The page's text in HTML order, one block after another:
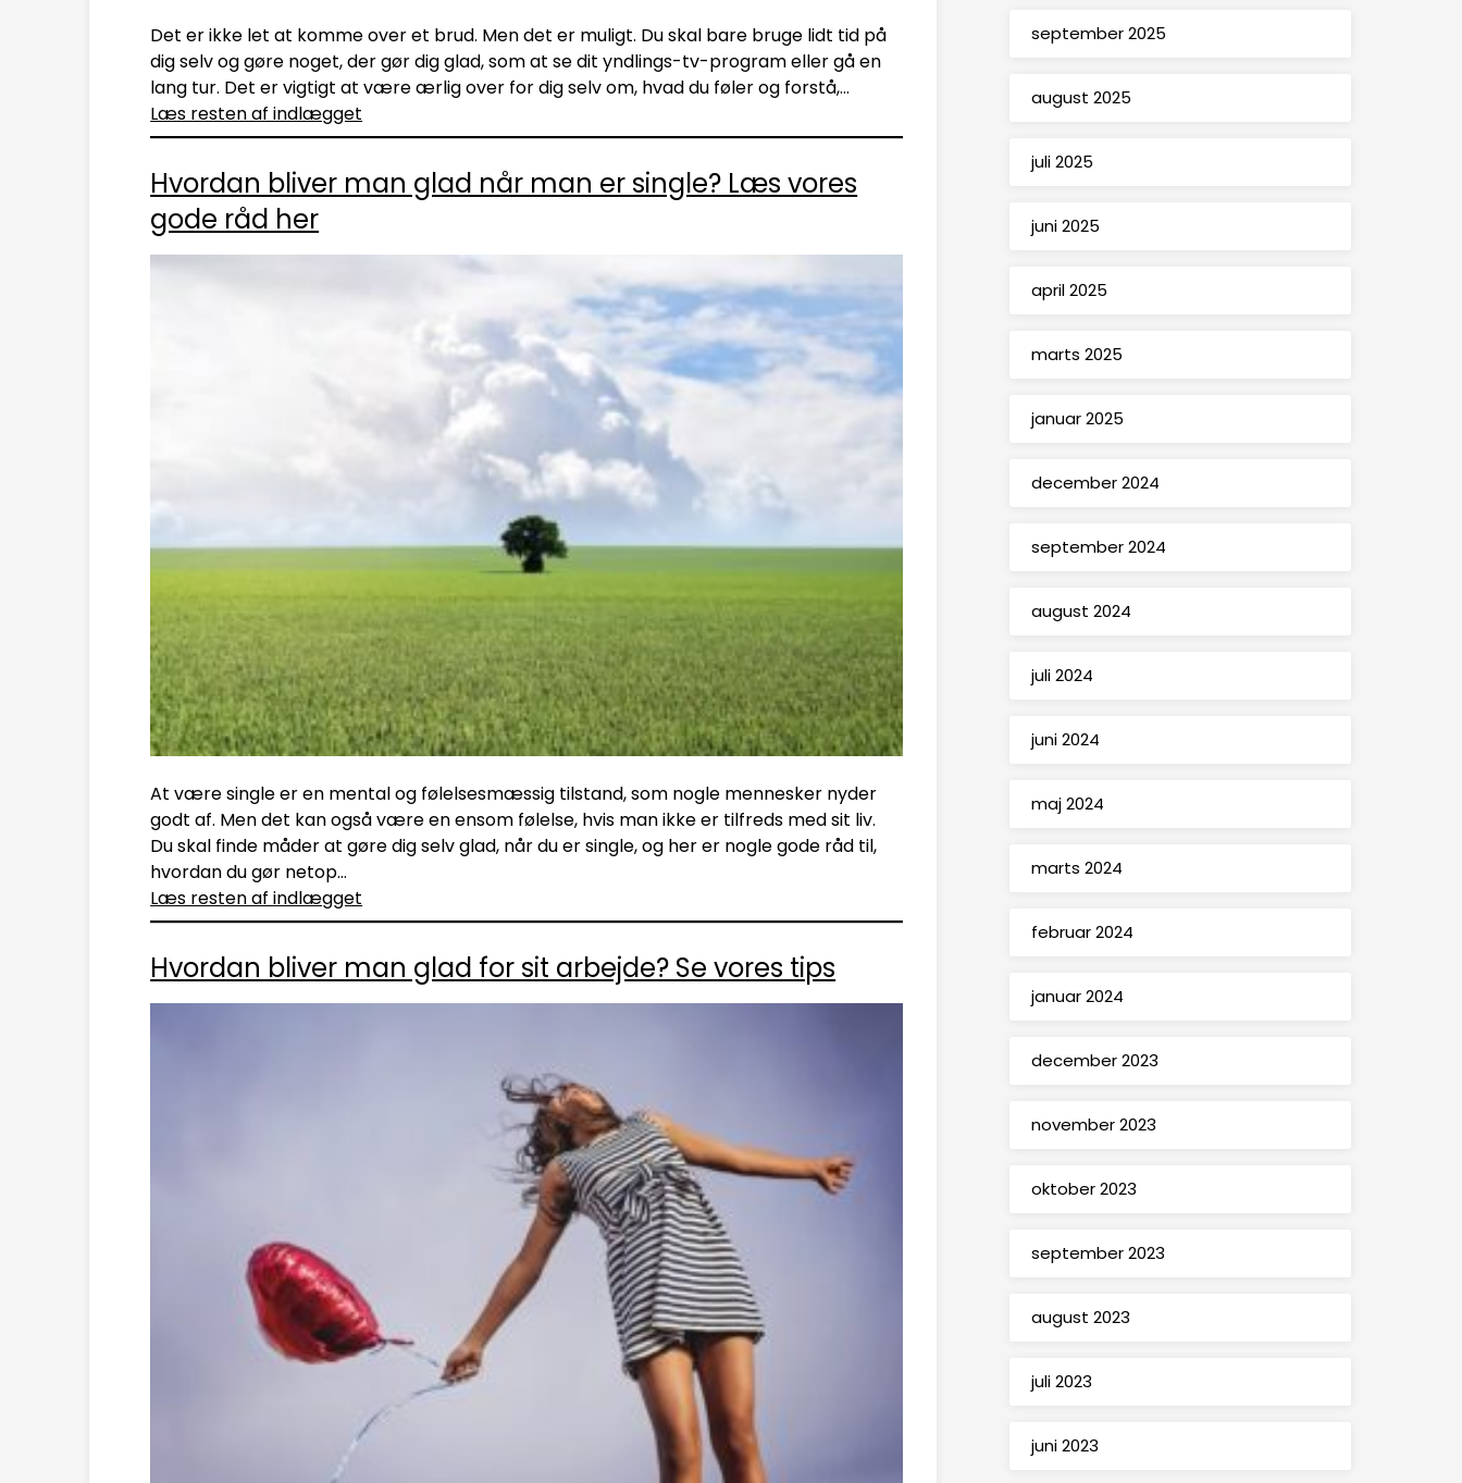
Det er ikke let at komme over et brud. Men det er muligt. Du skal bare bruge lidt tid på
dig selv og gøre noget, der gør dig glad, som at se dit yndlings-tv-program eller gå en
lang tur. Det er vigtigt at være ærlig over for dig selv om, hvad du føler og forstå,…
Læs resten af indlægget
Hvordan bliver man glad når man er single? Læs vores
gode råd her
At være single er en mental og følelsesmæssig tilstand, som nogle mennesker nyder
godt af. Men det kan også være en ensom følelse, hvis man ikke er tilfreds med sit liv.
Du skal finde måder at gøre dig selv glad, når du er single, og her er nogle gode råd til,
hvordan du gør netop…
Læs resten af indlægget
Hvordan bliver man glad for sit arbejde? Se vores tips
september 2025
august 2025
juli 2025
juni 2025
april 2025
marts 2025
januar 2025
december 2024
september 2024
august 2024
juli 2024
juni 2024
maj 2024
marts 2024
februar 2024
januar 2024
december 2023
november 2023
oktober 2023
september 2023
august 2023
juli 2023
juni 2023